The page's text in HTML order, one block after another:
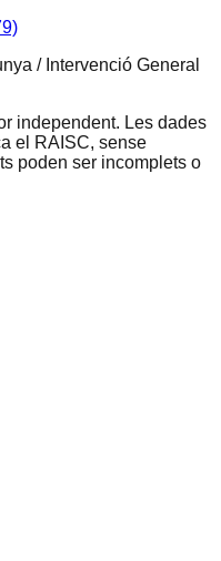
/ Intervenció General
independent. Les dades
el RAISC, sense
poden ser incomplets o